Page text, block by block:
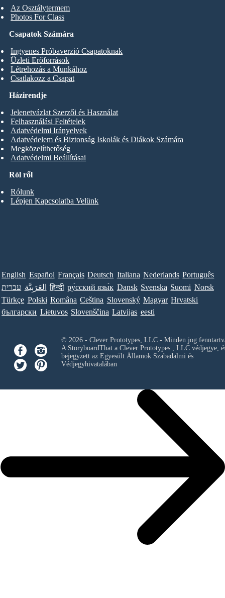
Az Osztálytermem
Photos For Class
Csapatok Számára
Ingyenes Próbaverzió Csapatoknak
Üzleti Erőforrások
Létrehozás a Munkához
Csatlakozz a Csapat
Ról ről
Rólunk
Lépjen Kapcsolatba Velünk
Házirendje
Jelenetvázlat Szerzői és Használat
Felhasználási Feltételek
Adatvédelmi Irányelvek
Adatvédelem és Biztonság Iskolák és Diákok Számára
Megközelíthetőség
Adatvédelmi Beállításai
English Español Français Deutsch Italiana Nederlands Português
עברית العَرَبِيَّة हिन्दी ру́сский язы́к Dansk Svenska Suomi Norsk
Türkçe Polski Româna Ceština Slovenský Magyar Hrvatski
български Lietuvos Slovenščina Latvijas eesti
© 2026 - Clever Prototypes, LLC - Minden jog
A StoryboardThat a Clever Prototypes , LLCvédjegye,
bejegyzett az Egyesült Államok Szabadalmi és
Védjegyhivatalában